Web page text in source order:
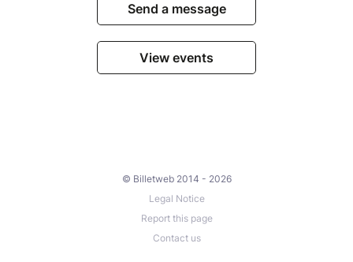
Send a message
View events
© Billetweb 2014 - 2026
Legal Notice
Report this page
Contact us